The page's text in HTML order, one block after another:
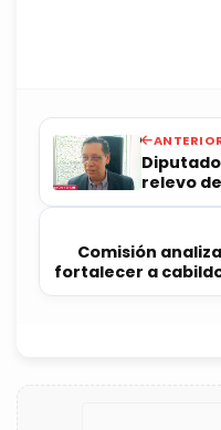
relevo
en
Comisión
fortalecer a